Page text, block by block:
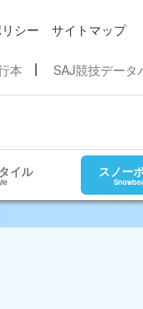
シー サイトマップ
本 SAJ競技データ
イル スノー